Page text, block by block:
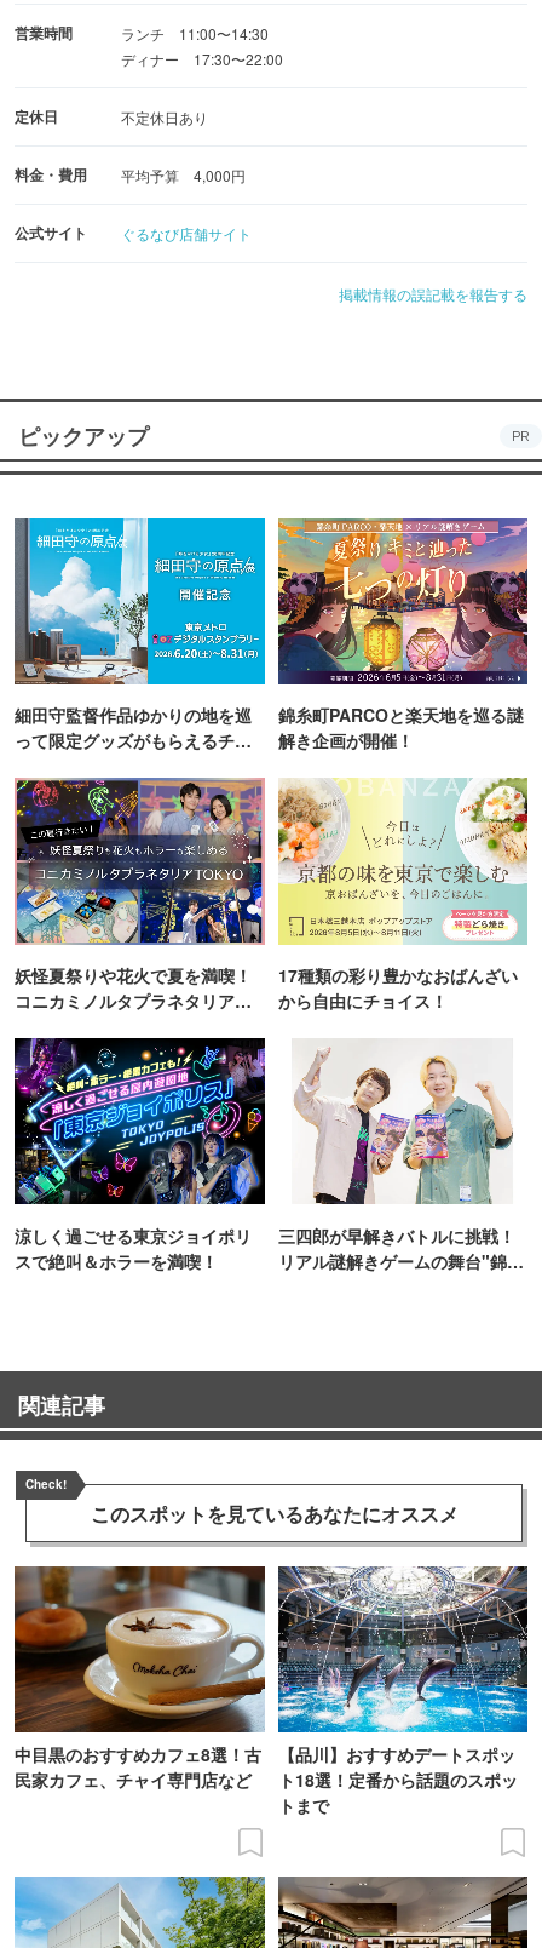
営業時間
ランチ 11:00〜14:30
ディナー 17:30〜22:00
定休日 不定休日あり
料金・費用 平均予算 4,000円
公式サイト ぐるなび店舗サイト
掲載情報の誤記載を報告する
ピックアップ PR
細田守監督作品ゆかりの地を巡
って限定グッズがもらえるチャ
錦糸町PARCOと楽天地を巡る謎
解き企画が開催！
妖怪夏祭りや花火で夏を満喫！
コニカミノルタプラネタリア
17種類の彩り豊かなおばんざい
から自由にチョイス！
涼しく過ごせる東京ジョイポリ
スで絶叫＆ホラーを満喫！
三四郎が早解きバトルに挑戦！
リアル謎解きゲームの舞台"錦糸
関連記事
Check!
このスポットを見ているあなたにオススメ
中目黒のおすすめカフェ8選！古
民家カフェ、チャイ専門店など
【品川】おすすめデートスポッ
ト18選！定番から話題のスポッ
トまで